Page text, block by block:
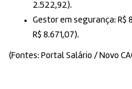
2.522,92).
Gestor em segurança: R$
R$ 8.671,07).
(Fontes: Portal Salário / Novo